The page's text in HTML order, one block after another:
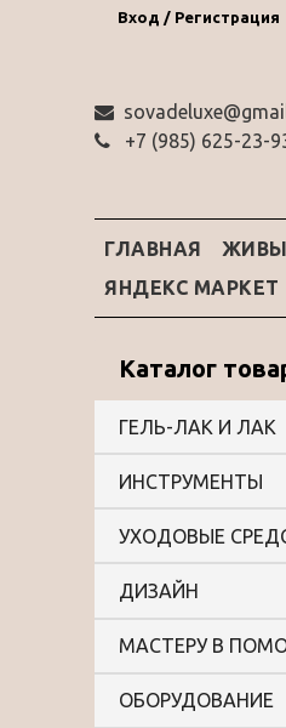
Вход / Регистрация
‭+7 (985) 625-23-
ГЛАВНАЯ
ЯНДЕКС МАРКЕТ
Каталог
ГЕЛЬ-ЛАК И ЛАК
ИНСТРУМЕНТЫ
УХОДОВЫЕ
ДИЗАЙН
МАСТЕРУ В
ОБОРУДОВАНИЕ